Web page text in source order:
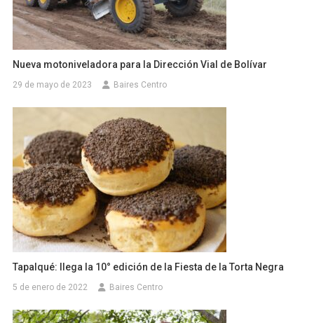
Nueva motoniveladora para la Dirección Vial de Bolívar
29 de mayo de 2023 Baires Centro
Tapalqué: llega la 10° edición de la Fiesta de la Torta Negra
5 de enero de 2022 Baires Centro